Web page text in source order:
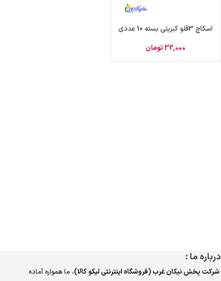
اسکاچ 3قلو کبریتی بسته 10 عددی
32,000تومان
درباره ما :
شرکت پخش نیکان غرب (فروشگاه اینترنتی لیکو کالا)، ما همواره آماده